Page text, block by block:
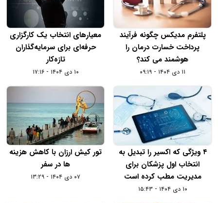
پلتفرم مدیکس چگونه فرآیند
پرداخت خسارت درمان را
هوشمند می‌ کند؟
۱۱ دی ۱۴۰۴ - ۰۹:۱۹
معیارهای انتخاب یک کارگزاری
حرفه‌ای برای سرمایه‌گذاران
تازه‌کار
۱۰ دی ۱۴۰۴ - ۱۷:۱۶
۴ ویژگی که اکسیر را تبدیل به
انتخاب اول پزشکان برای
مدیریت مطب کرده است
۱۰ دی ۱۴۰۴ - ۱۵:۴۳
تور کیش ارزان با کاهش هزینه
ها در سفر
۰۷ دی ۱۴۰۴ - ۱۳:۲۹